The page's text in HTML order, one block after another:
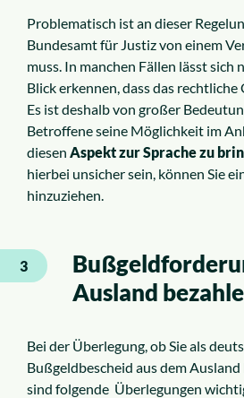
Problematisch ist an dieser
Bundesamt für Justiz von einem
muss. In manchen Fällen lässt sich
Blick erkennen, dass das
Es ist deshalb von großer
Betroffene seine Möglichkeit im
diesen Aspekt zur Sprache zu
hierbei unsicher sein, können Sie
hinzuziehen.
3
Ausland
Bei der Überlegung, ob Sie als
Bußgeldbescheid aus dem Ausland
sind folgende Überlegungen